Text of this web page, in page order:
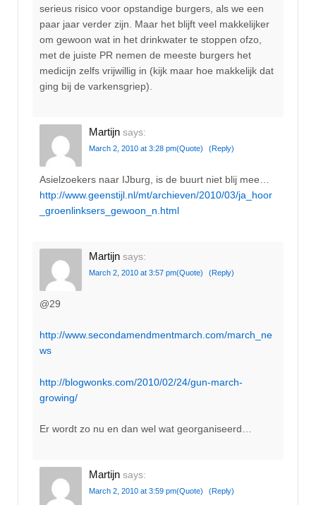
serieus risico voor opstandige burgers, als we een
paar jaar verder zijn. Maar het blijft veel makkelijker
om gewoon wat in het drinkwater te stoppen ofzo,
met de juiste PR nemen de meeste burgers het
medicijn zelfs vrijwillig in (kijk maar hoe makkelijk dat
ging bij de varkensgriep).
Martijn says:
March 2, 2010 at 3:28 pm(Quote) (Reply)
Asielzoekers naar IJburg, is de buurt niet blij mee…
http://www.geenstijl.nl/mt/archieven/2010/03/ja_hoor
_groenlinksers_gewoon_n.html
Martijn says:
March 2, 2010 at 3:57 pm(Quote) (Reply)
@29
http://www.secondamendmentmarch.com/march_ne
ws
http://blogwonks.com/2010/02/24/gun-march-
growing/
Er wordt zo nu en dan wel wat georganiseerd…
Martijn says:
March 2, 2010 at 3:59 pm(Quote) (Reply)